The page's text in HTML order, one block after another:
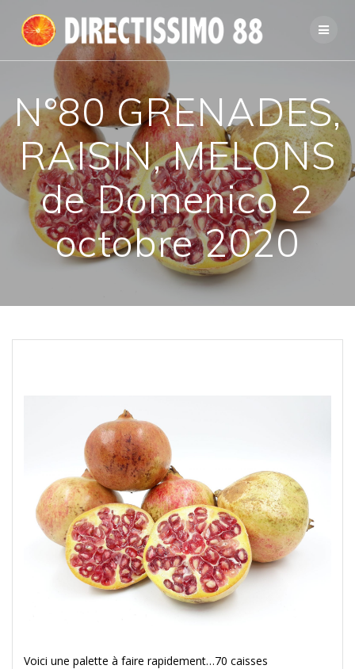
au
contenu
N°80 GRENADES,
RAISIN, MELONS
de Domenico 2
octobre 2020
Voici une palette à faire rapidement…70 caisses